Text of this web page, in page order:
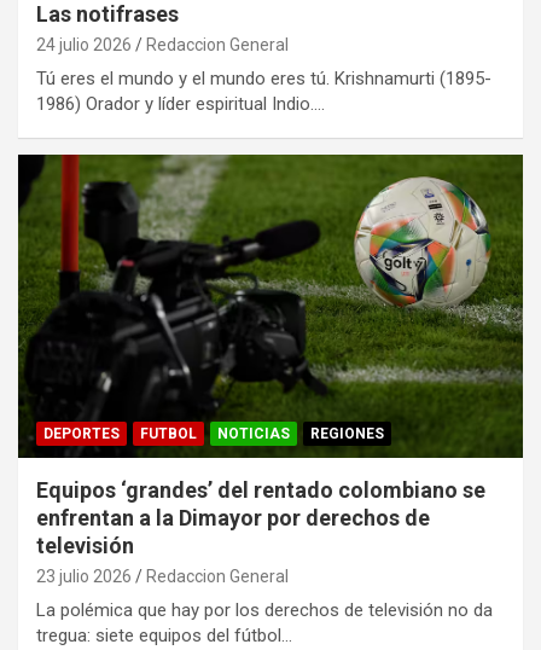
Las notifrases
24 julio 2026 Redaccion General
Tú eres el mundo y el mundo eres tú. Krishnamurti (1895-
1986) Orador y líder espiritual Indio.…
DEPORTES FUTBOL NOTICIAS REGIONES
Equipos ‘grandes’ del rentado colombiano se
enfrentan a la Dimayor por derechos de
televisión
23 julio 2026 Redaccion General
La polémica que hay por los derechos de televisión no da
tregua: siete equipos del fútbol…